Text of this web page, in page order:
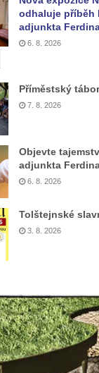
odhaluje příběh
adjunkta
6. 8. 2026
Příměstský
7. 8. 2026
Objevte
adjunkta
6. 8. 2026
Tolštejnské
3. 8. 2026